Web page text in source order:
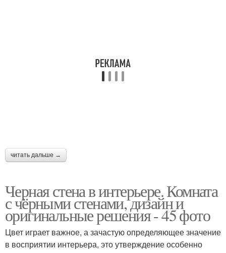
читать дальше →
Черная стена в интерьере. Комната
с чёрными стенами, дизайн и
оригинальные решения - 45 фото
Цвет играет важное, а зачастую определяющее значение
в восприятии интерьера, это утверждение особенно